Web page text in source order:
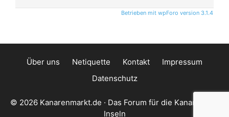
Betrieben mit wpForo version 3.1.4
Über uns Netiquette Kontakt
Impressum
Datenschutz
© 2026 Kanarenmarkt.de · Das Forum für die Kanarischen
Inseln